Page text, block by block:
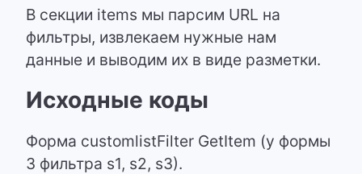
В секции items мы парсим URL на
фильтры, извлекаем нужные нам
данные и выводим их в виде разметки.
Исходные коды
Форма customlistFilter GetItem (у формы
3 фильтра s1, s2, s3).